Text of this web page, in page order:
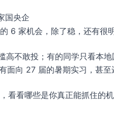
国央企
6 家机会，除了稳，还有很
高不敢投；有的同学只看本
向 27 届的暑期实习，甚至
看看哪些是你真正能抓住的机